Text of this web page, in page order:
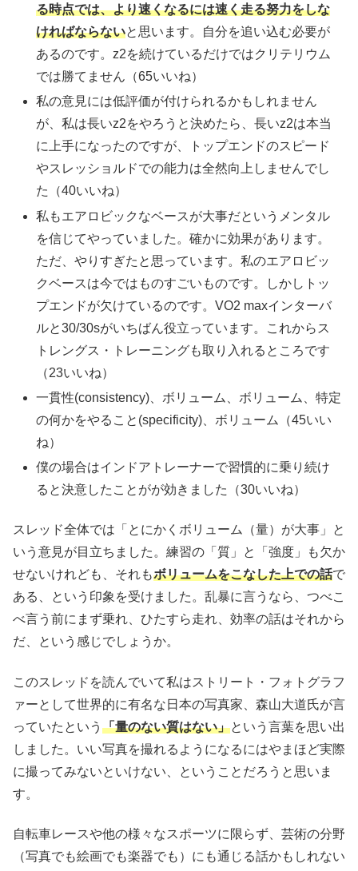
る時点では、より速くなるには速く走る努力をしな
ければならないと思います。自分を追い込む必要が
あるのです。z2を続けているだけではクリテリウム
では勝てません（65いいね）
私の意見には低評価が付けられるかもしれません
が、私は長いz2をやろうと決めたら、長いz2は本当
に上手になったのですが、トップエンドのスピード
やスレッショルドでの能力は全然向上しませんでし
た（40いいね）
私もエアロビックなベースが大事だというメンタル
を信じてやっていました。確かに効果があります。
ただ、やりすぎたと思っています。私のエアロビッ
クベースは今ではものすごいものです。しかしトッ
プエンドが欠けているのです。VO2 maxインターバ
ルと30/30sがいちばん役立っています。これからス
トレングス・トレーニングも取り入れるところです
（23いいね）
一貫性(consistency)、ボリューム、ボリューム、特定
の何かをやること(specificity)、ボリューム（45いい
ね）
僕の場合はインドアトレーナーで習慣的に乗り続け
ると決意したことがが効きました（30いいね）
スレッド全体では「とにかくボリューム（量）が大事」と
いう意見が目立ちました。練習の「質」と「強度」も欠か
せないけれども、それもボリュームをこなした上での話で
ある、という印象を受けました。乱暴に言うなら、つべこ
べ言う前にまず乗れ、ひたすら走れ、効率の話はそれから
だ、という感じでしょうか。
このスレッドを読んでいて私はストリート・フォトグラフ
ァーとして世界的に有名な日本の写真家、森山大道氏が言
っていたという 「量のない質はない」という言葉を思い出
しました。いい写真を撮れるようになるにはやまほど実際
に撮ってみないといけない、ということだろうと思いま
す。
自転車レースや他の様々なスポーツに限らず、芸術の分野
（写真でも絵画でも楽器でも）にも通じる話かもしれない